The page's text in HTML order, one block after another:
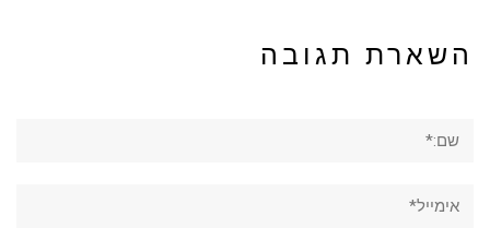
השארת תגובה